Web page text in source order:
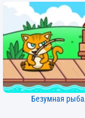
Безумная